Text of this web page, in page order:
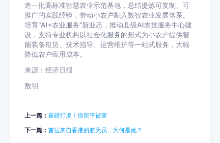
造一批高标准智慧农业示范基地，总结提炼可复制、可
推广的实践经验，带动小农户融入数智农业发展体系。
培育“AI+农业服务”新业态，推动县级AI农技服务中心建
设，支持专业机构以社会化服务的形式为小农户提供智
能装备租赁、技术指导、运营维护等一站式服务，大幅
降低农户应用成本。
来源：经济日报
敖明
上一篇： 重磅打虎！徐留平被查
下一篇： 首位来自香港的航天员，为何是她？